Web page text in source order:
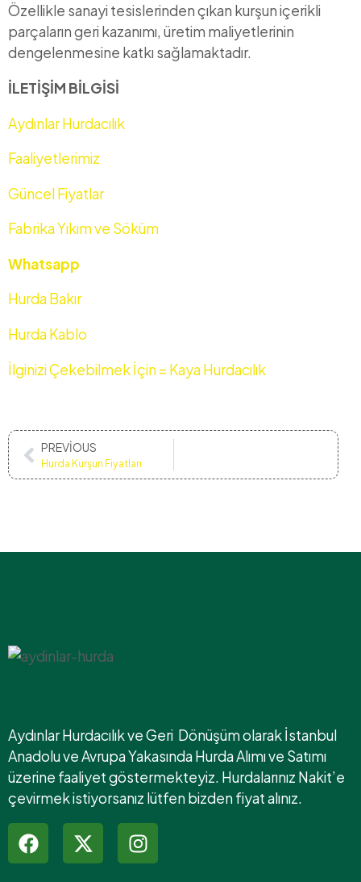
Özellikle sanayi tesislerinden çıkan kurşun içerikli
parçaların geri kazanımı, üretim maliyetlerinin
dengelenmesine katkı sağlamaktadır.
İLETİŞİM BİLGİSİ
Aydınlar Hurdacılık
Faaliyetlerimiz
Güncel Fiyatlar
Fabrika Yıkım ve Söküm
Whatsapp
Hurda Bakır
Hurda Kablo
İlginizi Çekebilmek İçin = Kaya Hurdacılık
PREVIOUS
Hurda Kurşun Fiyatları
Aydınlar Hurdacılık ve Geri Dönüşüm olarak İstanbul
Anadolu ve Avrupa Yakasında Hurda Alımı ve Satımı
üzerine faaliyet göstermekteyiz. Hurdalarınız Nakit’e
çevirmek istiyorsanız lütfen bizden fiyat alınız.